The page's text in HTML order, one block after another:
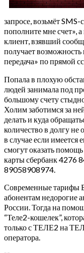
запросе, возьмёт
пополните мне счет»,
клиент, взявший
получает возможность
передача» по прямой
Попала в плохую
людей занимала под
большому счету
Холим заботимся за
делать и куда
количество в долгу не
в случае если
смогут оказать
карты сбербанк 4276
89058908974.
Современные тарифы
абонентам недорогие
России. Тогда на
“Теле2-кошелек”,
только с ТЕЛЕ2 на
оператора.